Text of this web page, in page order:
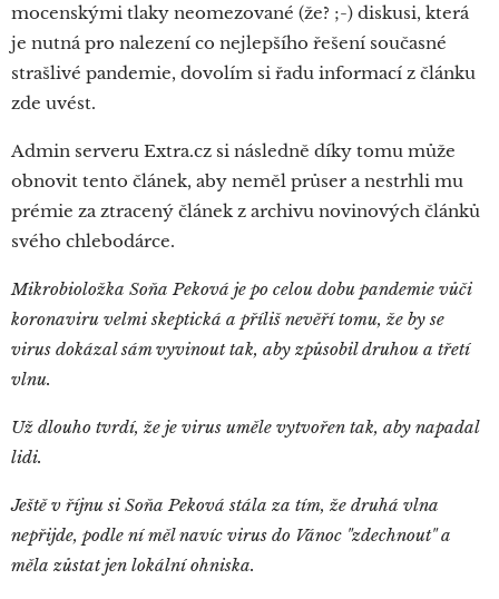
mocenskými tlaky neomezované (že? ;-) diskusi, která
je nutná pro nalezení co nejlepšího řešení současné
strašlivé pandemie, dovolím si řadu informací z článku
zde uvést.
Admin serveru Extra.cz si následně díky tomu může
obnovit tento článek, aby neměl průser a nestrhli mu
prémie za ztracený článek z archivu novinových článků
svého chlebodárce.
Mikrobioložka Soňa Peková je po celou dobu pandemie vůči
koronaviru velmi skeptická a příliš nevěří tomu, že by se
virus dokázal sám vyvinout tak, aby způsobil druhou a třetí
vlnu.
Už dlouho tvrdí, že je virus uměle vytvořen tak, aby napadal
lidi.
Ještě v říjnu si Soňa Peková stála za tím, že druhá vlna
nepřijde, podle ní měl navíc virus do Vánoc "zdechnout" a
měla zůstat jen lokální ohniska.